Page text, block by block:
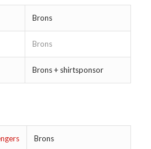
Brons
Brons
Brons + shirtsponsor
Brons